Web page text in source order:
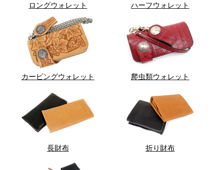
ロングウォレット ハーフウォレット
カービングウォレット 爬虫類ウォレット
長財布 折り財布